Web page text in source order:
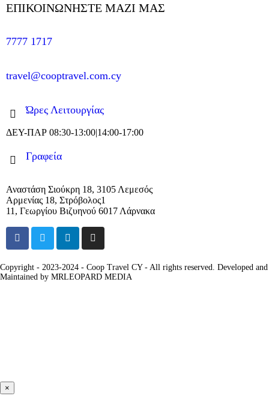
ΕΠΙΚΟΙΝΩΝΗΣΤΕ MAZI ΜΑΣ
7777 1717
travel@cooptravel.com.cy
Ώρες Λειτουργίας
ΔΕΥ-ΠΑΡ 08:30-13:00|14:00-17:00
Γραφεία
Αναστάση Σιούκρη 18, 3105 Λεμεσός
Αρμενίας 18, Στρόβολος1
11, Γεωργίου Βιζυηνού 6017 Λάρνακα
Copyright - 2023-2024 - Coop Travel CY - All rights reserved. Developed and
Maintained by MRLEOPARD MEDIA
×